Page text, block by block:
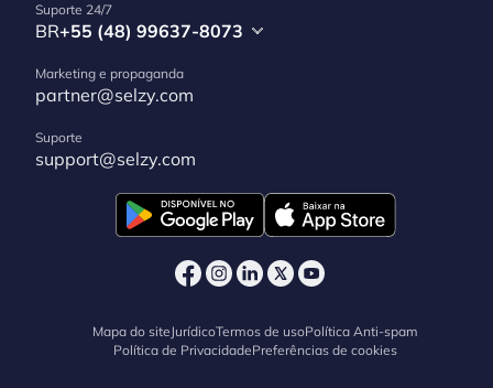
Suporte 24/7
BR+55 (48) 99637-8073
Marketing e propaganda
partner@selzy.com
Suporte
support@selzy.com
Mapa do site JurídicoTermos de usoPolítica Anti-spam
Política de PrivacidadePreferências de cookies